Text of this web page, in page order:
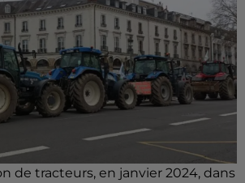
de tracteurs, en janvier 2024, dans